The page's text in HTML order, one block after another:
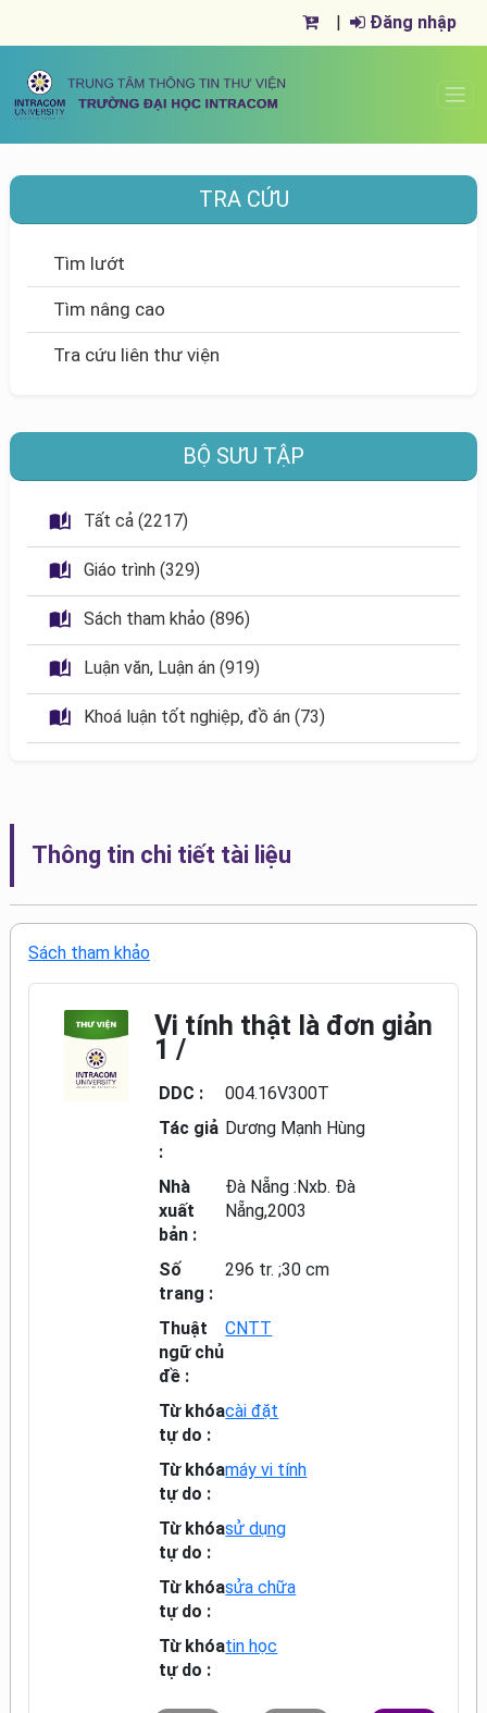
| Đăng nhập
TRA CỨU
Tìm lướt
Tìm nâng cao
Tra cứu liên thư viện
BỘ SƯU TẬP
Tất cả (2217)
Giáo trình (329)
Sách tham khảo (896)
Luận văn, Luận án (919)
Khoá luận tốt nghiệp, đồ án (73)
Thông tin chi tiết tài liệu
Sách tham khảo
Vi tính thật là đơn giản
1 /
DDC :
004.16V300T
Tác giả
:
Dương Mạnh Hùng
Nhà
xuất
bản :
Đà Nẵng :Nxb. Đà
Nẵng,2003
Số
trang :
296 tr. ;30 cm
Thuật
ngữ chủ
đề :
CNTT
Từ khóa
tự do :
cài đặt
Từ khóa
tự do :
máy vi tính
Từ khóa
tự do :
sử dụng
Từ khóa
tự do :
sửa chữa
Từ khóa
tự do :
tin học